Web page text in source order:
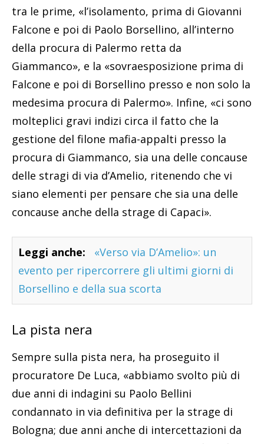
tra le prime, «l’isolamento, prima di Giovanni
Falcone e poi di Paolo Borsellino, all’interno
della procura di Palermo retta da
Giammanco», e la «sovraesposizione prima di
Falcone e poi di Borsellino presso e non solo la
medesima procura di Palermo». Infine, «ci sono
molteplici gravi indizi circa il fatto che la
gestione del filone mafia-appalti presso la
procura di Giammanco, sia una delle concause
delle stragi di via d’Amelio, ritenendo che vi
siano elementi per pensare che sia una delle
concause anche della strage di Capaci».
Leggi anche:
«Verso via D’Amelio»: un
evento per ripercorrere gli ultimi giorni di
Borsellino e della sua scorta
La pista nera
Sempre sulla pista nera, ha proseguito il
procuratore De Luca, «abbiamo svolto più di
due anni di indagini su Paolo Bellini
condannato in via definitiva per la strage di
Bologna; due anni anche di intercettazioni da